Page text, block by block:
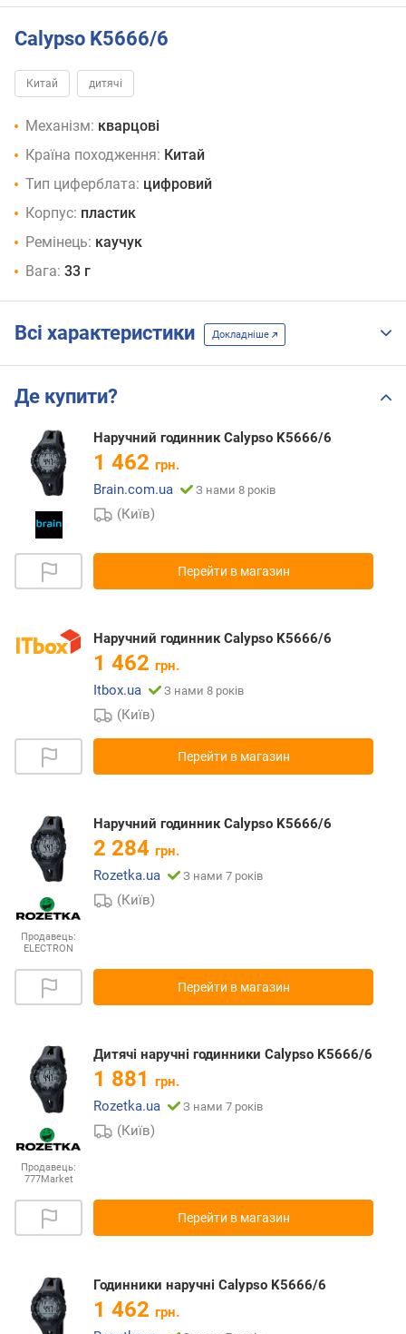
Calypso K5666/6
Китай дитячі
Механізм: кварцові
Країна походження: Китай
Тип циферблата: цифровий
Корпус: пластик
Ремінець: каучук
Вага: 33 г
Всі характеристики Докладніше
Де купити?
Наручний годинник Calypso K5666/6
1 462 грн.
Brain.com.ua
З нами 8 років
(Київ)
Перейти в магазин
Наручний годинник Calypso K5666/6
1 462 грн.
Itbox.ua
З нами 8 років
(Київ)
Перейти в магазин
Продавець:
ELECTRON
Наручний годинник Calypso K5666/6
2 284 грн.
Rozetka.ua
З нами 7 років
(Київ)
Перейти в магазин
Продавець:
777Market
Дитячі наручні годинники Calypso K5666/6
1 881 грн.
Rozetka.ua
З нами 7 років
(Київ)
Перейти в магазин
Годинники наручні Calypso K5666/6
1 462 грн.